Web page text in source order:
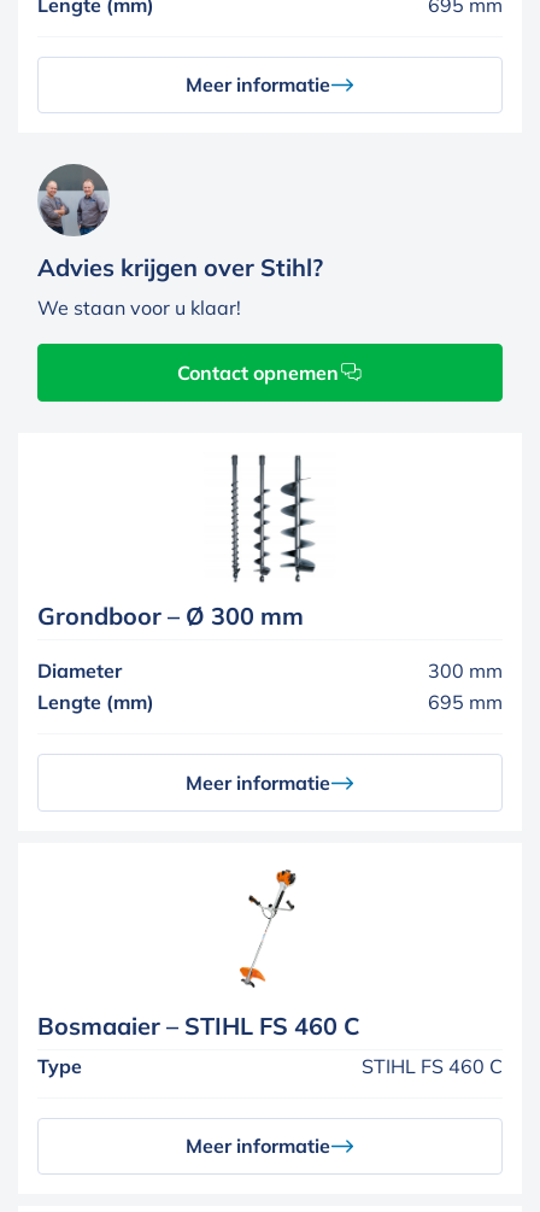
Meer informatie
Advies krijgen over Stihl?
We staan voor u klaar!
Contact opnemen
Grondboor – Ø 300 mm
Diameter
300 mm
Lengte (mm)
695 mm
Meer informatie
Bosmaaier – STIHL FS 460 C
Type STIHL FS 460 C
Meer informatie